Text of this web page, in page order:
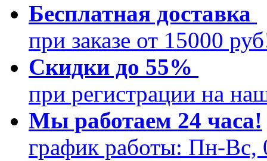
Бесплатная доставка
при заказе от 15000
Скидки до 55%
при регистрации на
Мы работаем 24 часа!
график работы: Пн-Вс,